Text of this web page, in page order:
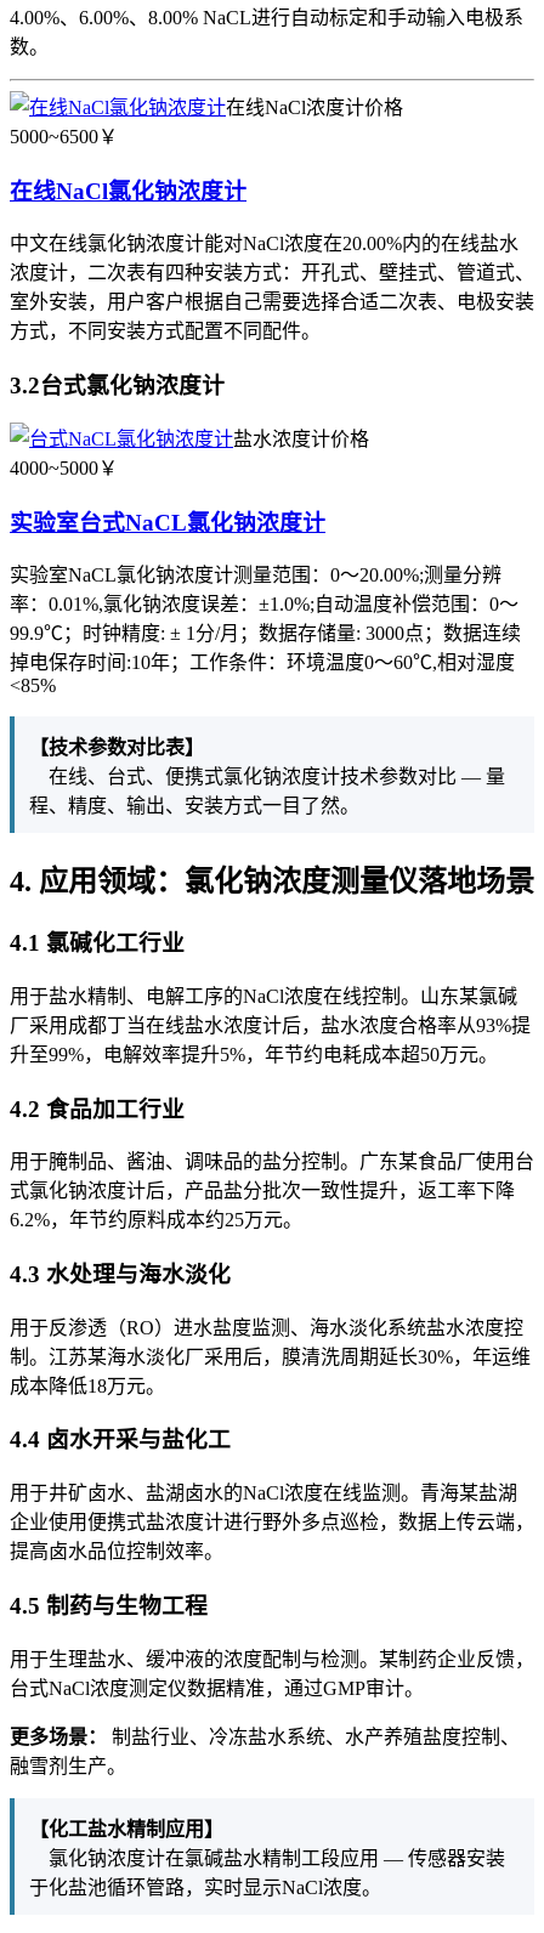
4.00%、6.00%、8.00% NaCL进行自动标定和手动输入电极系
数。
在线NaCl浓度计价格
5000~6500￥
在线NaCl氯化钠浓度计
中文在线氯化钠浓度计能对NaCl浓度在20.00%内的在线盐水
浓度计，二次表有四种安装方式：开孔式、壁挂式、管道式、
室外安装，用户客户根据自己需要选择合适二次表、电极安装
方式，不同安装方式配置不同配件。
3.2台式氯化钠浓度计
盐水浓度计价格
4000~5000￥
实验室台式NaCL氯化钠浓度计
实验室NaCL氯化钠浓度计测量范围：0～20.00%;测量分辨
率：0.01%,氯化钠浓度误差：±1.0%;自动温度补偿范围：0～
99.9℃；时钟精度: ± 1分/月；数据存储量: 3000点；数据连续
掉电保存时间:10年；工作条件：环境温度0～60℃,相对湿度
<85%
【技术参数对比表】
在线、台式、便携式氯化钠浓度计技术参数对比 — 量
程、精度、输出、安装方式一目了然。
4. 应用领域：氯化钠浓度测量仪落地场景
4.1 氯碱化工行业
用于盐水精制、电解工序的NaCl浓度在线控制。山东某氯碱
厂采用成都丁当在线盐水浓度计后，盐水浓度合格率从93%提
升至99%，电解效率提升5%，年节约电耗成本超50万元。
4.2 食品加工行业
用于腌制品、酱油、调味品的盐分控制。广东某食品厂使用台
式氯化钠浓度计后，产品盐分批次一致性提升，返工率下降
6.2%，年节约原料成本约25万元。
4.3 水处理与海水淡化
用于反渗透（RO）进水盐度监测、海水淡化系统盐水浓度控
制。江苏某海水淡化厂采用后，膜清洗周期延长30%，年运维
成本降低18万元。
4.4 卤水开采与盐化工
用于井矿卤水、盐湖卤水的NaCl浓度在线监测。青海某盐湖
企业使用便携式盐浓度计进行野外多点巡检，数据上传云端，
提高卤水品位控制效率。
4.5 制药与生物工程
用于生理盐水、缓冲液的浓度配制与检测。某制药企业反馈，
台式NaCl浓度测定仪数据精准，通过GMP审计。
更多场景：
制盐行业、冷冻盐水系统、水产养殖盐度控制、
融雪剂生产。
【化工盐水精制应用】
氯化钠浓度计在氯碱盐水精制工段应用 — 传感器安装
于化盐池循环管路，实时显示NaCl浓度。